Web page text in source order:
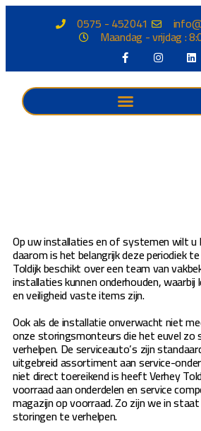
0575 - 452041
Maandag - vrijdag :
Op uw installaties en of systemen wilt u
daarom is het belangrijk deze periodiek
Toldijk beschikt over een team van
installaties kunnen onderhouden,
en veiligheid vaste items zijn.
Ook als de installatie onverwacht niet
onze storingsmonteurs die het euvel zo
verhelpen. De serviceauto’s zijn
uitgebreid assortiment aan service-
niet direct toereikend is heeft Verhey
voorraad aan onderdelen en service
magazijn op voorraad. Zo zijn we in
storingen te verhelpen.